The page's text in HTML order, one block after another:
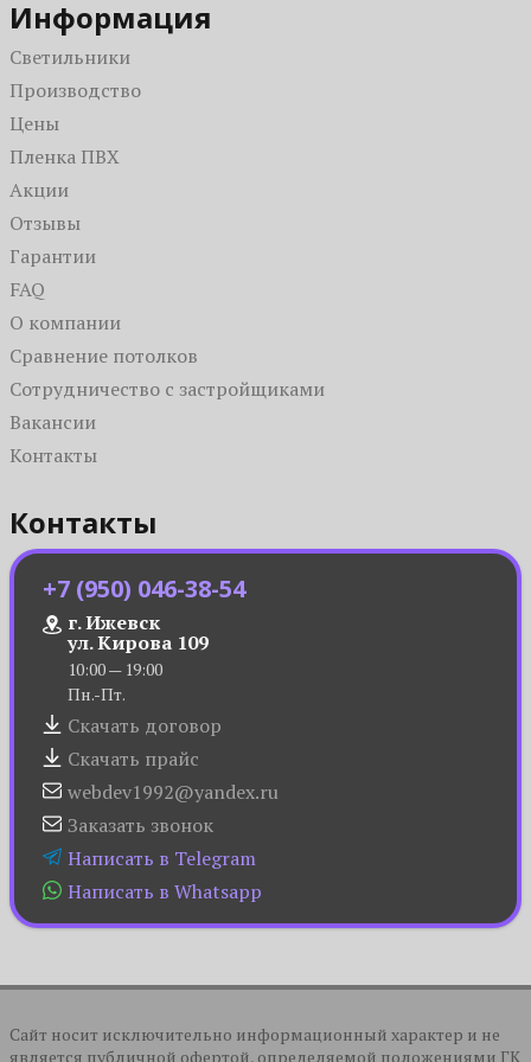
На кухню
С подсветкой
С фотопечатью
Информация
Светильники
Производство
Цены
Пленка ПВХ
Акции
Отзывы
Гарантии
FAQ
О компании
Сравнение потолков
Сотрудничество с застройщиками
Вакансии
Контакты
Контакты
+7 (950) 046-38-54
г. Ижевск
ул. Кирова 109
10:00 — 19:00
Пн.-Пт.
Скачать договор
Скачать прайс
webdev1992@yandex.ru
Заказать звонок
Написать в Telegram
Написать в Whatsapp
Сайт носит исключительно информационный характер и не
является публичной офертой, определяемой положениями ГК